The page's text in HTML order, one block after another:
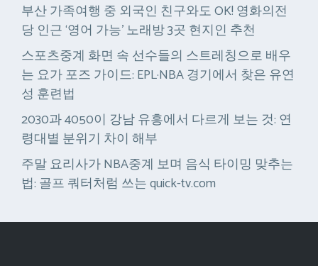
부산 가족여행 중 외국인 친구와도 OK! 영화의전
당 인근 ‘영어 가능’ 노래방 3곳 현지인 추천
스포츠중계 화면 속 선수들의 스트레칭으로 배우
는 요가 포즈 가이드: EPL·NBA 경기에서 찾은 유연
성 훈련법
2030과 4050이 강남 유흥에서 다르게 보는 것: 연
령대별 분위기 차이 해부
주말 요리사가 NBA중계 보며 음식 타이밍 맞추는
법: 골프 쿼터처럼 쓰는 quick-tv.com